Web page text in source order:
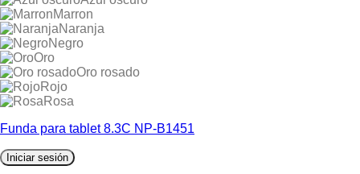
Marron
Naranja
Negro
Oro
Oro rosado
Rojo
Rosa
Funda para tablet 8.3C NP-B1451
Iniciar sesión